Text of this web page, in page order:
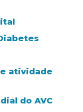
atividade
do AVC